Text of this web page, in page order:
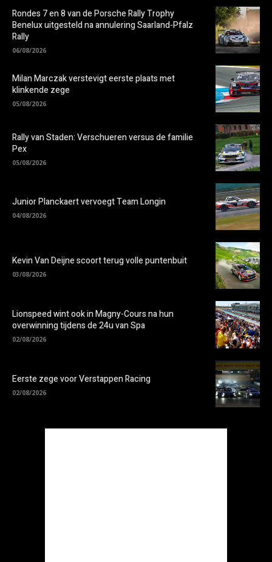
Rondes 7 en 8 van de Porsche Rally Trophy
Benelux uitgesteld na annulering Saarland-Pfalz
Rally
06/08/2026
Milan Marczak verstevigt eerste plaats met
klinkende zege
05/08/2026
Rally van Staden: Verschueren versus de familie
Pex
05/08/2026
Junior Planckaert vervoegt Team Longin
04/08/2026
Kevin Van Deijne scoort terug volle puntenbuit
03/08/2026
Lionspeed wint ook in Magny-Cours na hun
overwinning tijdens de 24u van Spa
02/08/2026
Eerste zege voor Verstappen Racing
02/08/2026